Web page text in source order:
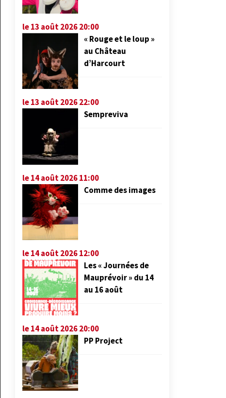
le 13 août 2026 20:00
« Rouge et le loup »
au Château
d’Harcourt
le 13 août 2026 22:00
Sempreviva
le 14 août 2026 11:00
Comme des images
le 14 août 2026 12:00
Les « Journées de
Mauprévoir » du 14
au 16 août
le 14 août 2026 20:00
PP Project